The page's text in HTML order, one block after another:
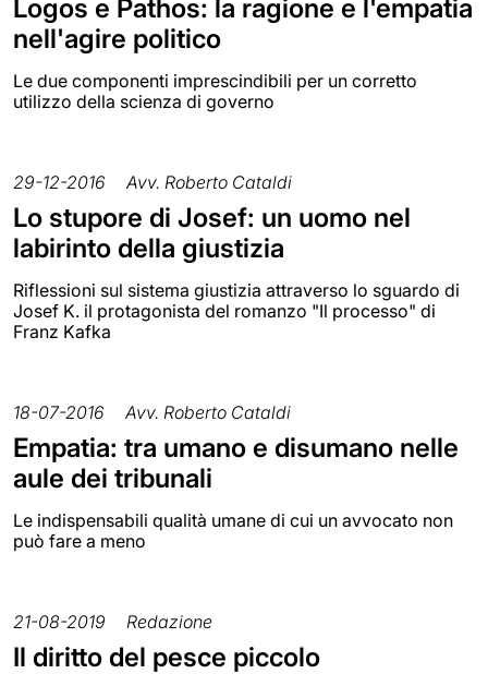
Logos e Pathos: la ragione e l'empatia
nell'agire politico
Le due componenti imprescindibili per un corretto
utilizzo della scienza di governo
29-12-2016 Avv. Roberto Cataldi
Lo stupore di Josef: un uomo nel
labirinto della giustizia
Riflessioni sul sistema giustizia attraverso lo sguardo di
Josef K. il protagonista del romanzo "Il processo" di
Franz Kafka
18-07-2016 Avv. Roberto Cataldi
Empatia: tra umano e disumano nelle
aule dei tribunali
Le indispensabili qualità umane di cui un avvocato non
può fare a meno
21-08-2019 Redazione
Il diritto del pesce piccolo